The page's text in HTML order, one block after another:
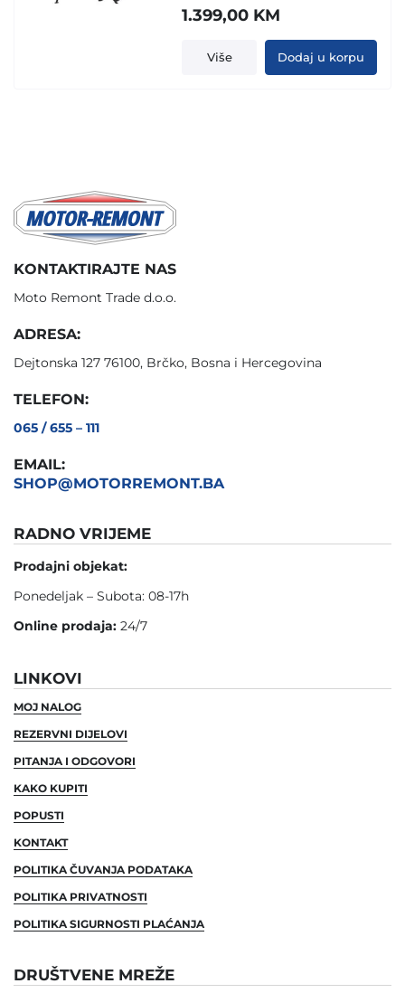
1.399,00 KM
Više Dodaj u korpu
KONTAKTIRAJTE NAS
Moto Remont Trade d.o.o.
ADRESA:
Dejtonska 127 76100, Brčko, Bosna i Hercegovina
TELEFON:
065 / 655 – 111
EMAIL:
SHOP@MOTORREMONT.BA
RADNO VRIJEME
Prodajni objekat:
Ponedeljak – Subota: 08-17h
Online prodaja: 24/7
LINKOVI
MOJ NALOG
REZERVNI DIJELOVI
PITANJA I ODGOVORI
KAKO KUPITI
POPUSTI
KONTAKT
POLITIKA ČUVANJA PODATAKA
POLITIKA PRIVATNOSTI
POLITIKA SIGURNOSTI PLAĆANJA
DRUŠTVENE MREŽE